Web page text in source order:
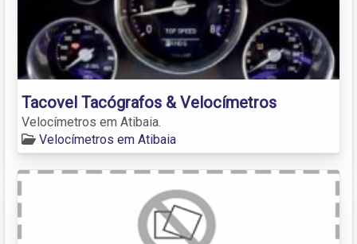
Tacovel Tacógrafos & Velocímetros
Velocímetros em Atibaia.
Velocímetros em Atibaia